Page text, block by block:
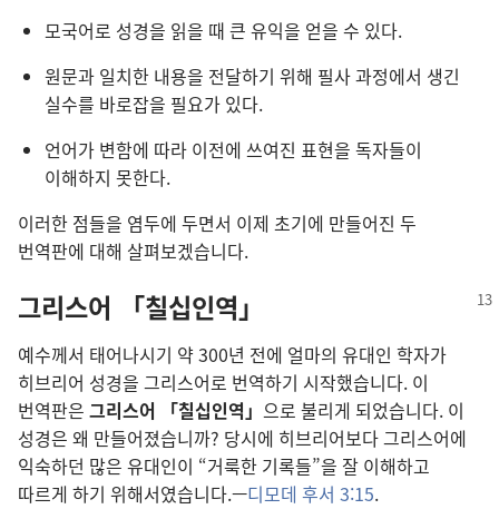
모국어로 성경을 읽을 때 큰 유익을 얻을 수 있다.
원문과 일치한 내용을 전달하기 위해 필사 과정에서 생긴
실수를 바로잡을 필요가 있다.
언어가 변함에 따라 이전에 쓰여진 표현을 독자들이
이해하지 못한다.
이러한 점들을 염두에 두면서 이제 초기에 만들어진 두
번역판에 대해 살펴보겠습니다.
그리스어 「칠십인역」
예수께서 태어나시기 약 300년 전에 얼마의 유대인 학자가
히브리어 성경을 그리스어로 번역하기 시작했습니다. 이
번역판은 그리스어 「칠십인역」 으로 불리게 되었습니다. 이
성경은 왜 만들어졌습니까? 당시에 히브리어보다 그리스어에
익숙하던 많은 유대인이 “거룩한 기록들”을 잘 이해하고
따르게 하기 위해서였습니다.—디모데 후서 3:15.